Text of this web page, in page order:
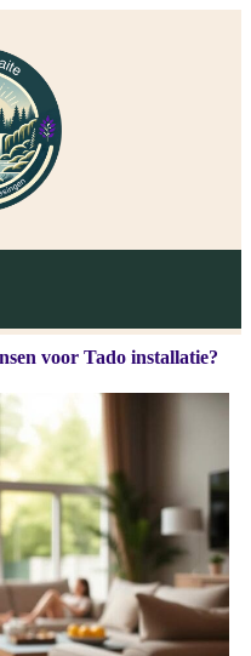
voor Tado installatie?